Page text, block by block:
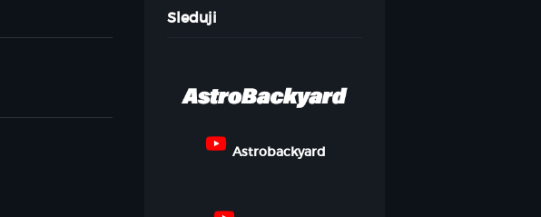
Sleduji
Astrobackyard